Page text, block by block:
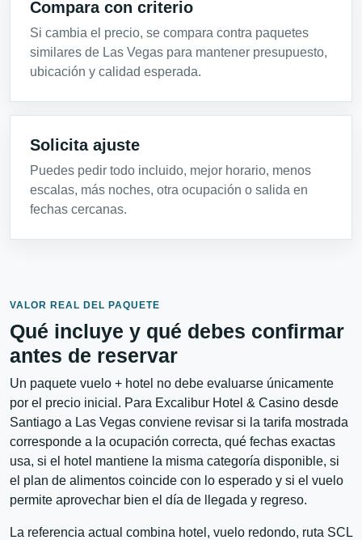
Compara con criterio
Si cambia el precio, se compara contra paquetes
similares de Las Vegas para mantener presupuesto,
ubicación y calidad esperada.
Solicita ajuste
Puedes pedir todo incluido, mejor horario, menos
escalas, más noches, otra ocupación o salida en
fechas cercanas.
VALOR REAL DEL PAQUETE
Qué incluye y qué debes confirmar
antes de reservar
Un paquete vuelo + hotel no debe evaluarse únicamente
por el precio inicial. Para Excalibur Hotel & Casino desde
Santiago a Las Vegas conviene revisar si la tarifa mostrada
corresponde a la ocupación correcta, qué fechas exactas
usa, si el hotel mantiene la misma categoría disponible, si
el plan de alimentos coincide con lo esperado y si el vuelo
permite aprovechar bien el día de llegada y regreso.
La referencia actual combina hotel, vuelo redondo, ruta SCL